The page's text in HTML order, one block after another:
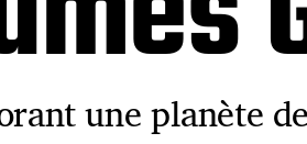
une planète de